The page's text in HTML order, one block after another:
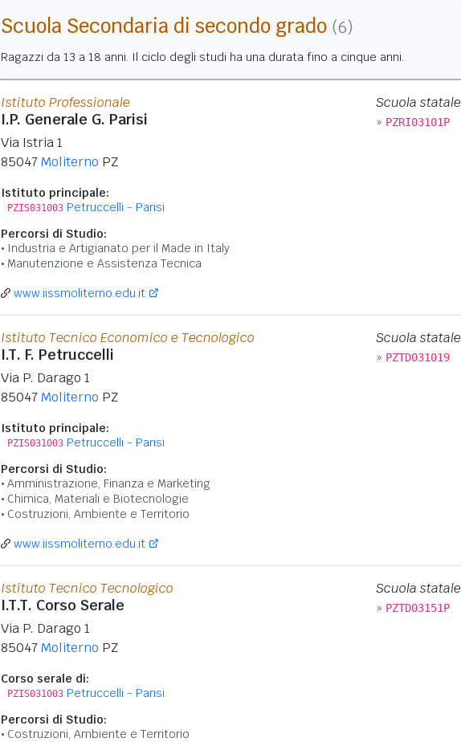
Scuola Secondaria di secondo grado (6)
Ragazzi da 13 a 18 anni. Il ciclo degli studi ha una durata fino a cinque anni.
Istituto Professionale
I.P. Generale G. Parisi
Via Istria 1
85047Moliterno PZ
Istituto principale:
PZIS031003 Petruccelli - Parisi
Percorsi di Studio:
Industria e Artigianato per il Made in Italy
Manutenzione e Assistenza Tecnica
Scuola statale
» PZRI03101P
www.iissmoliterno.edu.it
Istituto Tecnico Economico e Tecnologico
I.T. F. Petruccelli
Via P. Darago 1
85047Moliterno PZ
Istituto principale:
PZIS031003 Petruccelli - Parisi
Percorsi di Studio:
Amministrazione, Finanza e Marketing
Chimica, Materiali e Biotecnologie
Costruzioni, Ambiente e Territorio
Scuola statale
» PZTD031019
www.iissmoliterno.edu.it
Istituto Tecnico Tecnologico
I.T.T. Corso Serale
Via P. Darago 1
85047Moliterno PZ
Corso serale di:
PZIS031003 Petruccelli - Parisi
Percorsi di Studio:
Costruzioni, Ambiente e Territorio
Scuola statale
» PZTD03151P